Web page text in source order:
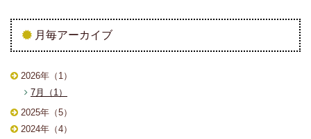
月毎アーカイブ
2026年（1）
7月（1）
2025年（5）
2024年（4）